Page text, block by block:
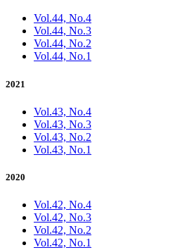
Vol.44, No.4
Vol.44, No.3
Vol.44, No.2
Vol.44, No.1
2021
Vol.43, No.4
Vol.43, No.3
Vol.43, No.2
Vol.43, No.1
2020
Vol.42, No.4
Vol.42, No.3
Vol.42, No.2
Vol.42, No.1